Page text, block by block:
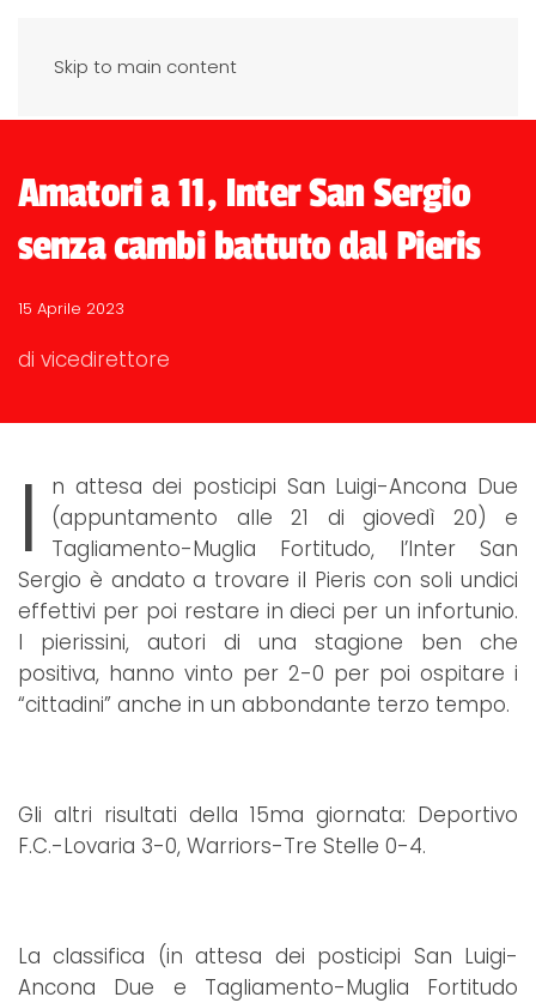
Skip to main content
Amatori a 11, Inter San Sergio
senza cambi battuto dal Pieris
15 Aprile 2023
di vicedirettore
I
n attesa dei posticipi San Luigi-Ancona Due
(appuntamento alle 21 di giovedì 20) e
Tagliamento-Muglia Fortitudo, l’Inter San
Sergio è andato a trovare il Pieris con soli undici
effettivi per poi restare in dieci per un infortunio.
I pierissini, autori di una stagione ben che
positiva, hanno vinto per 2-0 per poi ospitare i
“cittadini” anche in un abbondante terzo tempo.
Gli altri risultati della 15ma giornata: Deportivo
F.C.-Lovaria 3-0, Warriors-Tre Stelle 0-4.
La classifica (in attesa dei posticipi San Luigi-
Ancona Due e Tagliamento-Muglia Fortitudo